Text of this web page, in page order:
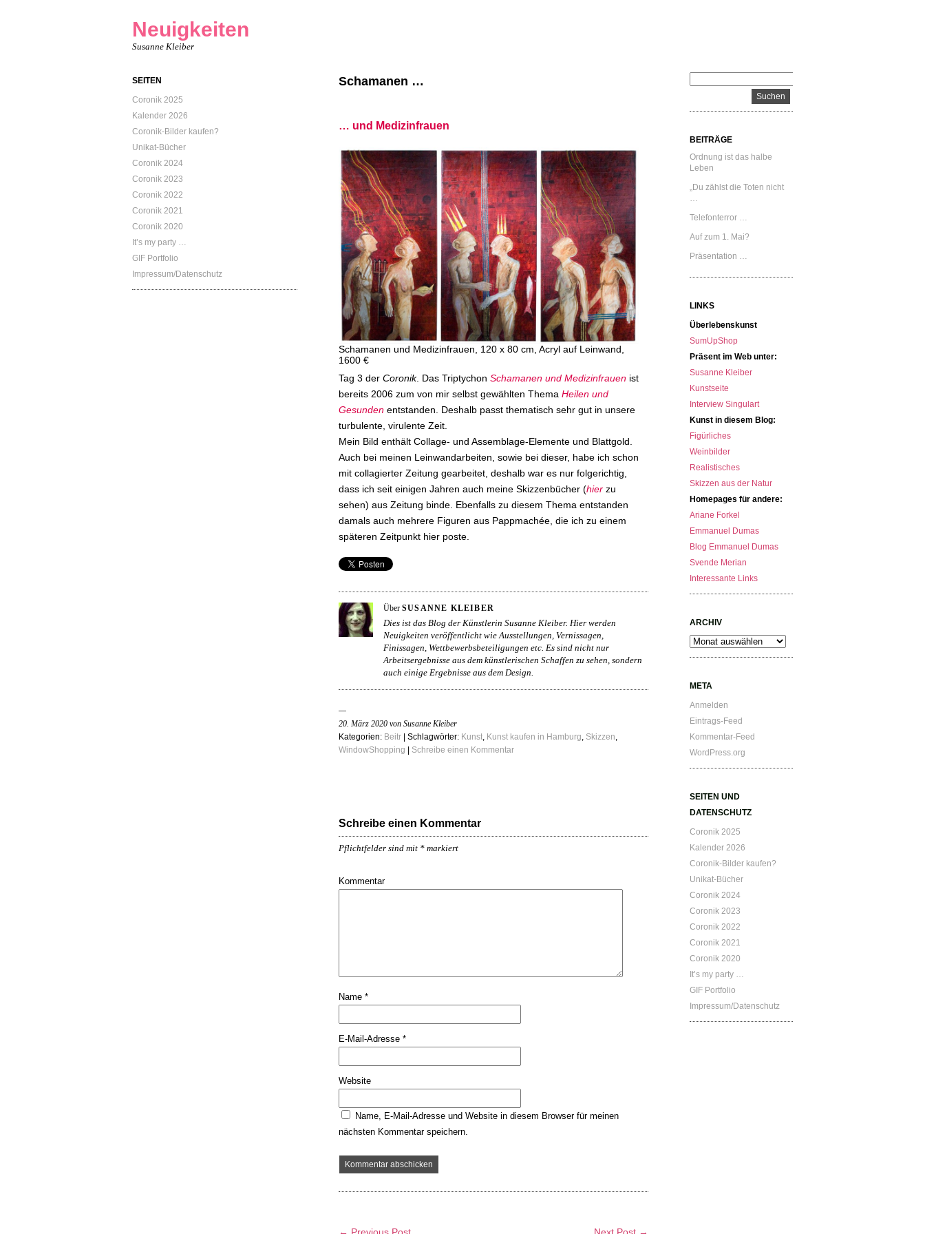
Neuigkeiten
Susanne Kleiber
SEITEN
Coronik 2025
Kalender 2026
Coronik-Bilder kaufen?
Unikat-Bücher
Coronik 2024
Coronik 2023
Coronik 2022
Coronik 2021
Coronik 2020
It’s my party …
GIF Portfolio
Impressum/Datenschutz
Schamanen …
… und Medizinfrauen
Schamanen und Medizinfrauen, 120 x 80 cm, Acryl auf Leinwand,
1600 €
Tag 3 der Coronik. Das Triptychon Schamanen und Medizinfrauen ist
bereits 2006 zum von mir selbst gewählten Thema Heilen und
Gesunden entstanden. Deshalb passt thematisch sehr gut in unsere
turbulente, virulente Zeit.
Mein Bild enthält Collage- und Assemblage-Elemente und Blattgold.
Auch bei meinen Leinwandarbeiten, sowie bei dieser, habe ich schon
mit collagierter Zeitung gearbeitet, deshalb war es nur folgerichtig,
dass ich seit einigen Jahren auch meine Skizzenbücher (hier zu
sehen) aus Zeitung binde. Ebenfalls zu diesem Thema entstanden
damals auch mehrere Figuren aus Pappmachée, die ich zu einem
späteren Zeitpunkt hier poste.
Über SUSANNE KLEIBER
Dies ist das Blog der Künstlerin Susanne Kleiber. Hier werden
Neuigkeiten veröffentlicht wie Ausstellungen, Vernissagen,
Finissagen, Wettbewerbsbeteiligungen etc. Es sind nicht nur
Arbeitsergebnisse aus dem künstlerischen Schaffen zu sehen, sondern
auch einige Ergebnisse aus dem Design.
20. März 2020 von Susanne Kleiber
Kategorien: Beitr | Schlagwörter: Kunst, Kunst kaufen in Hamburg, Skizzen,
WindowShopping
Schreibe einen Kommentar
Schreibe einen Kommentar
Pflichtfelder sind mit * markiert
Kommentar
Name *
E-Mail-Adresse *
Website
Name, E-Mail-Adresse und Website in diesem Browser für meinen
nächsten Kommentar speichern.
BEITRÄGE
Ordnung ist das halbe
Leben
„Du zählst die Toten nicht
…
Telefonterror …
Auf zum 1. Mai?
Präsentation …
LINKS
Überlebenskunst
SumUpShop
Präsent im Web unter:
Susanne Kleiber
Kunstseite
Interview Singulart
Kunst in diesem Blog:
Figürliches
Weinbilder
Realistisches
Skizzen aus der Natur
Homepages für andere:
Ariane Forkel
Emmanuel Dumas
Blog Emmanuel Dumas
Svende Merian
Interessante Links
ARCHIV
Archiv
META
Anmelden
Eintrags-Feed
Kommentar-Feed
WordPress.org
SEITEN UND
DATENSCHUTZ
Coronik 2025
Kalender 2026
Coronik-Bilder kaufen?
Unikat-Bücher
Coronik 2024
Coronik 2023
Coronik 2022
Coronik 2021
Coronik 2020
It’s my party …
GIF Portfolio
Impressum/Datenschutz